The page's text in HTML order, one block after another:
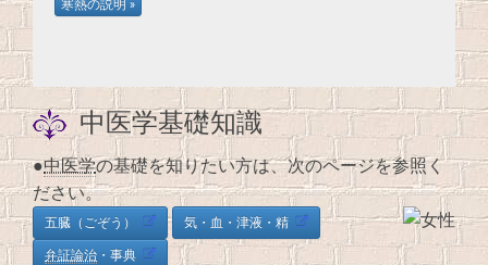
中医学基礎知識
●中医学の基礎を知りたい方は、次のページを参照く
ださい。
五臓（ごぞう） 気・血・津液・精
弁証論治 ・事典